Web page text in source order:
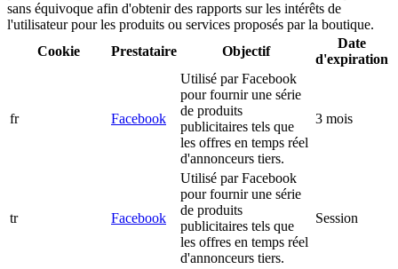
sans équivoque afin d'obtenir des rapports sur les intérêts de
l'utilisateur pour les produits ou services proposés par la boutique.
Cookie
Prestataire Objectif
Date
d'expiration
fr Facebook
Utilisé par Facebook
pour fournir une série
de produits
publicitaires tels que
les offres en temps réel
d'annonceurs tiers.
3 mois
tr Facebook
Utilisé par Facebook
pour fournir une série
de produits
publicitaires tels que
les offres en temps réel
d'annonceurs tiers.
Session